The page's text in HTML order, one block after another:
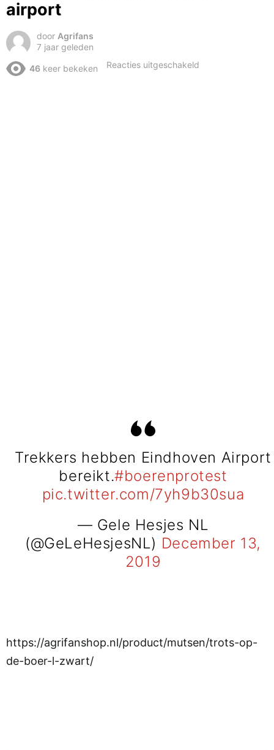
airport
door Agrifans
7 jaar geleden
46 keer bekeken Reacties uitgeschakeld
Trekkers hebben Eindhoven Airport
bereikt.#boerenprotest
pic.twitter.com/7yh9b30sua
— Gele Hesjes NL
(@GeLeHesjesNL) December 13,
2019
https://agrifanshop.nl/product/mutsen/trots-op-
de-boer-l-zwart/